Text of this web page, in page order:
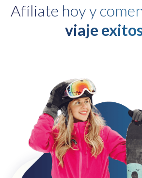
Afíliate hoy y
viaje